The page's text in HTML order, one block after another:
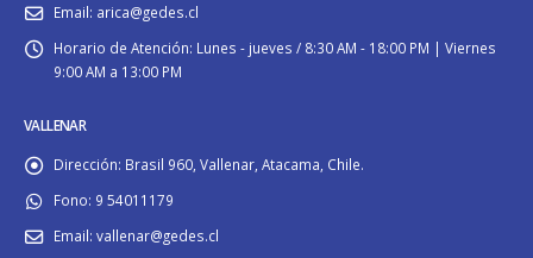
Email: arica@gedes.cl
Horario de Atención: Lunes - jueves / 8:30 AM - 18:00 PM | Viernes
9:00 AM a 13:00 PM
VALLENAR
Dirección: Brasil 960, Vallenar, Atacama, Chile.
Fono: 9 54011179
Email: vallenar@gedes.cl